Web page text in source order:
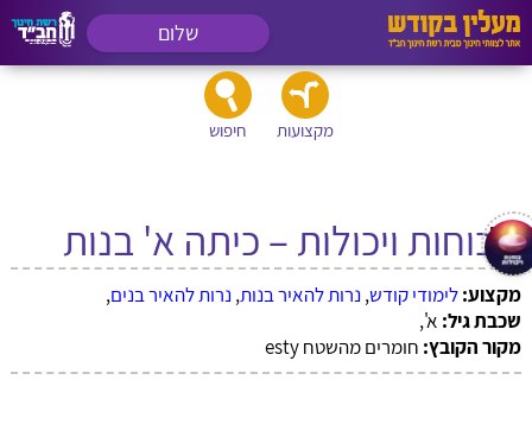
שלום
מקצועות חיפוש
1 כוחות ויכולות – כיתה א' בנות
מקצוע:לימודי קודש, נרות להאיר בנות, נרות להאיר בנים,
שכבת גיל: א',
מקור הקובץ: חומרים מהשטח esty